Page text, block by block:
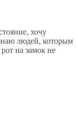
хочу
людей, которым
на замок не